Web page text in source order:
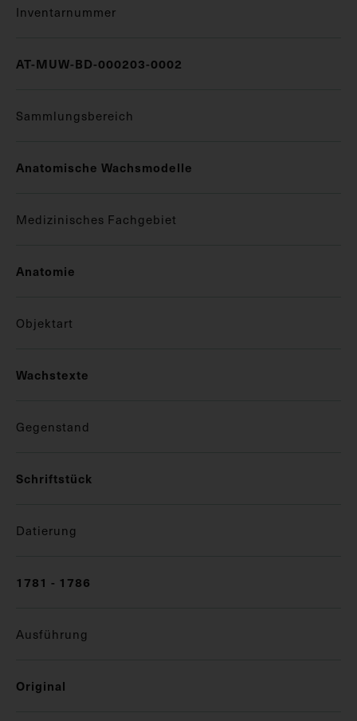
Inventarnummer
AT-MUW-BD-000203-0002
Sammlungsbereich
Anatomische Wachsmodelle
Medizinisches Fachgebiet
Anatomie
Objektart
Wachstexte
Gegenstand
Schriftstück
Datierung
1781 - 1786
Ausführung
Original